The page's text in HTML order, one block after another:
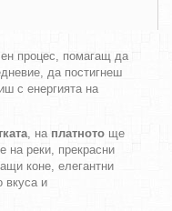
процес, помагащ да
да постигнеш
с енергията на
, на платното ще
на реки, прекрасни
коне, елегантни
вкуса и